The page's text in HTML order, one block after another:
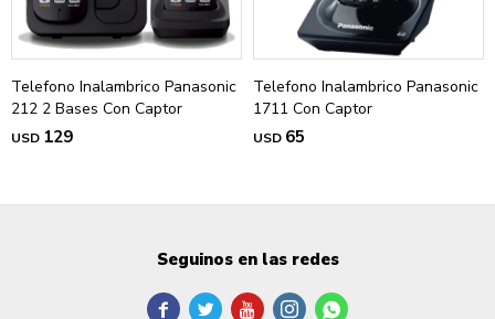
Telefono Inalambrico Panasonic
212 2 Bases Con Captor
USD 129
Telefono Inalambrico Panasonic
1711 Con Captor
USD 65
Seguinos en las redes
    